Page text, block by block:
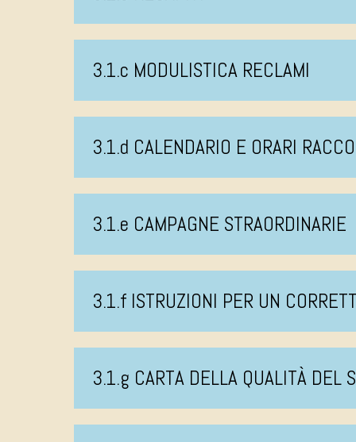
3.1.c MODULISTICA RECLAMI
3.1.d CALENDARIO E ORARI
3.1.e CAMPAGNE STRAORDINARIE
3.1.f ISTRUZIONI PER UN
3.1.g CARTA DELLA QUALITÀ DEL